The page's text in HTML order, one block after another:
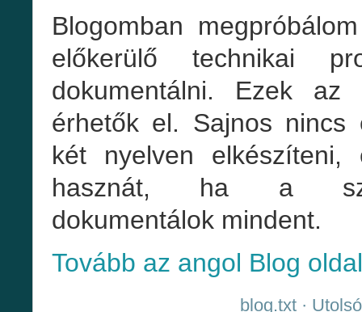
Blogomban
előkerülő technikai
dokumentálni. Ezek
érhetők el. Sajnos nincs
két nyelven
hasznát, ha a
dokumentálok mindent.
Tovább az angol Blog
blog.txt·